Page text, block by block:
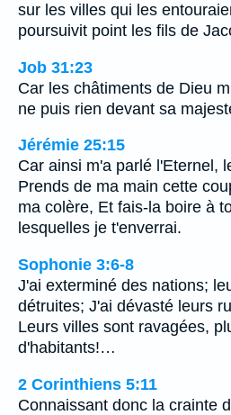
sur les villes qui les
poursuivit point les fils de
Job 31:23
Car les châtiments de Dieu
ne puis rien devant sa
Jérémie 25:15
Car ainsi m'a parlé l'Eternel,
Prends de ma main cette
ma colère, Et fais-la boire à
lesquelles je t'enverrai.
Sophonie 3:6-8
J'ai exterminé des nations;
détruites; J'ai dévasté leurs
Leurs villes sont ravagées,
d'habitants!…
2 Corinthiens 5:11
Connaissant donc la crainte